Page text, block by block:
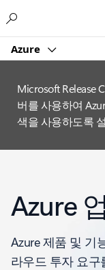
Azure
Microsoft Release
버를 사용하여
색을 사용하도록
Azure
Azure 제품 및 기
라우드 투자 요구